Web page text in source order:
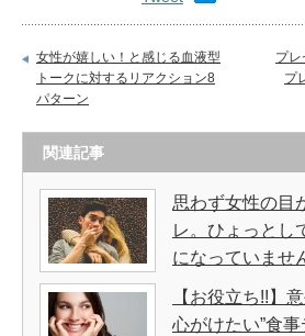
女性が嬉しい！と感じる血液型
トークに対するリアクション8
パターン
プレ
プ
関連記事
思わず女性の目
レ。ひょっとし
になっていませ
【お役立ち!!】
心がけたい”食